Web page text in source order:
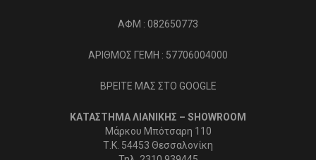
ΑΦΜ : 082650773
ΑΡΙΘΜΟΣ ΓΕΜΗ : 57706004000
ΒΡΕΙΤΕ ΜΑΣ ΣΤΟ GOOGLE
ΚΑΤΑΣΤΗΜΑ ΛΙΑΝΙΚΗΣ – SHOWROOM
Μάρκου Μπότσαρη 110
Τ.Κ. 54453 Θεσσαλονίκη